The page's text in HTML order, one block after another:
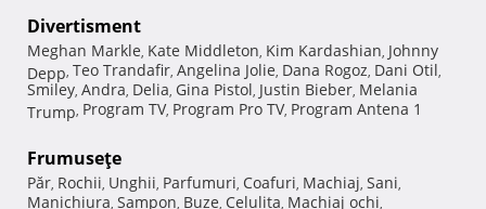
Divertisment
Meghan Markle, Kate Middleton, Kim Kardashian, Johnny
Depp, Teo Trandafir, Angelina Jolie, Dana Rogoz, Dani Otil,
Smiley, Andra, Delia, Gina Pistol, Justin Bieber, Melania
Trump, Program TV, Program Pro TV, Program Antena 1
Frumuseţe
Păr, Rochii, Unghii, Parfumuri, Coafuri, Machiaj, Sani,
Manichiura, Sampon, Buze, Celulita, Machiaj ochi,